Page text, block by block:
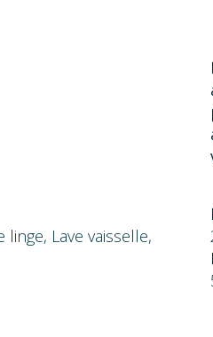
Lave vaisselle,